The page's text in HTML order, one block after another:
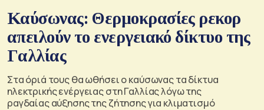
Καύσωνας: Θερμοκρασίες ρεκορ
απειλούν το ενεργειακό δίκτυο της
Γαλλίας
Στα όριά τους θα ωθήσει ο καύσωνας τα δίκτυα
ηλεκτρικής ενέργειας στη Γαλλίας λόγω της
ραγδαίας αύξησης της ζήτησης για κλιματισμό